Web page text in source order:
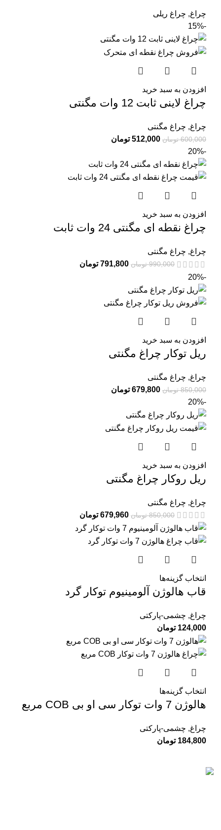
چراغ, چراغ ریلی
-15%
افزودن به سبد خرید
چراغ لاینی ثابت 12 وات مگنتی
چراغ, چراغ مگنتی
600,000 تومان 512,000 تومان
-20%
افزودن به سبد خرید
چراغ نقطه ای مگنتی 24 وات ثابت
چراغ, چراغ مگنتی
990,000 تومان 791,800 تومان
-20%
افزودن به سبد خرید
ریل توکار چراغ مگنتی
چراغ, چراغ مگنتی
850,000 تومان 679,800 تومان
-20%
افزودن به سبد خرید
ریل روکار چراغ مگنتی
چراغ, چراغ مگنتی
850,000 تومان 679,960 تومان
انتخاب گزینه‌ها
قاب هالوژن آلومینیوم توکار گرد
چراغ, چشمی-پارکتی
124,000 تومان
انتخاب گزینه‌ها
هالوژن 7 وات توکار سی او بی COB مربع
چراغ, چشمی-پارکتی
184,800 تومان